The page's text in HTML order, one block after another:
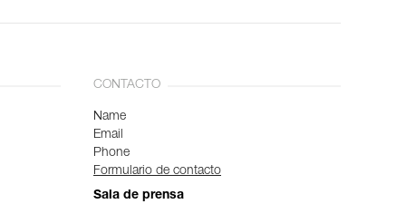
CONTACTO
Name
Email
Phone
Formulario de contacto
Sala de prensa